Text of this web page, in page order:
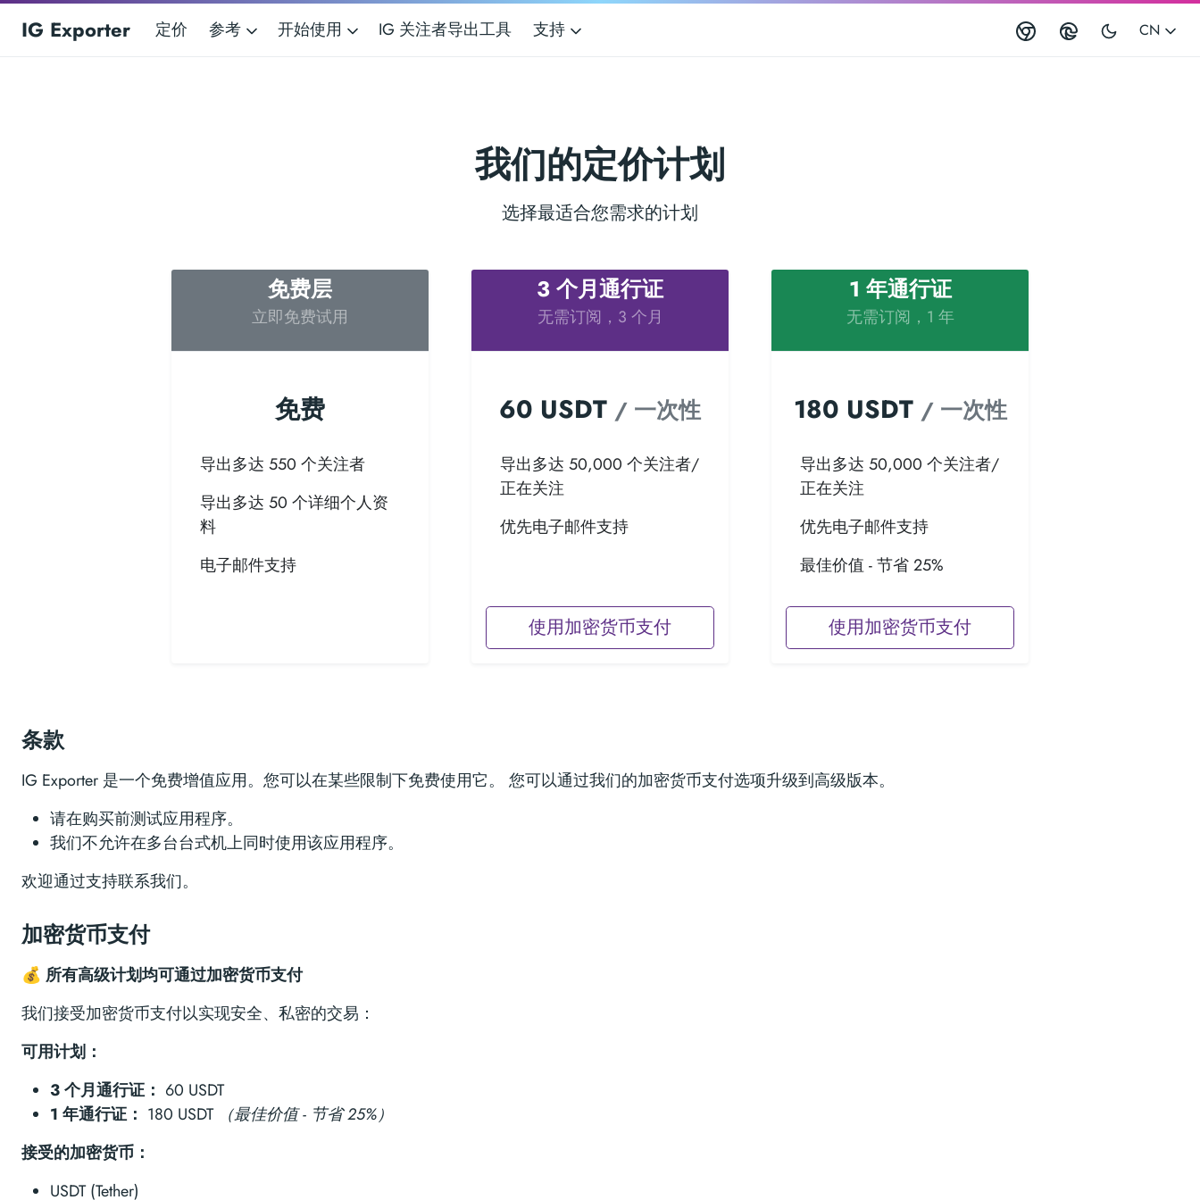
IG Exporter 定价 参考 开始使用 IG 关注者导出工具 支持 CN
我们的定价计划
选择最适合您需求的计划
免费层
立即免费试用
免费
导出多达 550 个关注者
导出多达 50 个详细个人资
料
电子邮件支持
3 个月通行证
无需订阅，3 个月
60 USDT / 一次性
导出多达 50,000 个关注者/
正在关注
优先电子邮件支持
使用加密货币支付
1 年通行证
无需订阅，1 年
180 USDT / 一次性
导出多达 50,000 个关注者/
正在关注
优先电子邮件支持
最佳价值 - 节省 25%
使用加密货币支付
条款
IG Exporter 是一个免费增值应用。您可以在某些限制下免费使用它。 您可以通过我们的加密货币支付选项升级到高级版本。
请在购买前测试应用程序。
我们不允许在多台台式机上同时使用该应用程序。
欢迎通过支持联系我们。
加密货币支付
💰 所有高级计划均可通过加密货币支付
我们接受加密货币支付以实现安全、私密的交易：
可用计划：
3 个月通行证： 60 USDT
1 年通行证： 180 USDT
（最佳价值 - 节省 25%）
接受的加密货币：
USDT (Tether)